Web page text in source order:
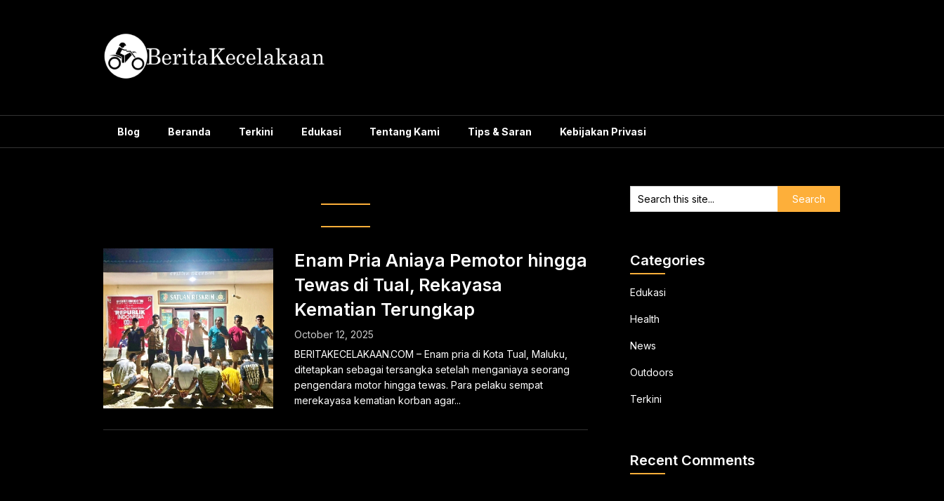
Blog Beranda Terkini Edukasi Tentang Kami Tips & Saran Kebijakan Privasi
Enam Pria Aniaya Pemotor hingga
Tewas di Tual, Rekayasa
Kematian Terungkap
October 12, 2025
BERITAKECELAKAAN.COM – Enam pria di Kota Tual, Maluku,
ditetapkan sebagai tersangka setelah menganiaya seorang
pengendara motor hingga tewas. Para pelaku sempat
merekayasa kematian korban agar...
Categories
Edukasi
Health
News
Outdoors
Terkini
Recent Comments